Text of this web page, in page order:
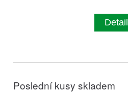
Detail
Poslední kusy skladem